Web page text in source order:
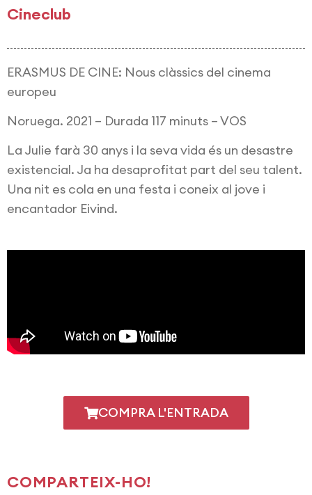
Cineclub
ERASMUS DE CINE: Nous clàssics del cinema
europeu
Noruega. 2021 – Durada 117 minuts – VOS
La Julie farà 30 anys i la seva vida és un desastre
existencial. Ja ha desaprofitat part del seu talent.
Una nit es cola en una festa i coneix al jove i
encantador Eivind.
COMPRA L'ENTRADA
COMPARTEIX-HO!